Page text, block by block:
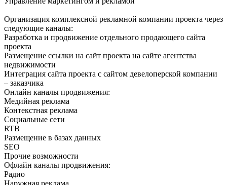
Организация комплексной рекламной компании проекта через
следующие каналы:
Разработка и продвижение отдельного продающего сайта
проекта
Размещение ссылки на сайт проекта на сайте агентства
недвижимости
Интеграция сайта проекта с сайтом девелоперской компании
– заказчика
Онлайн каналы продвижения:
Медийная реклама
Контекстная реклама
Социальные сети
RTB
Размещение в базах данных
SEO
Прочие возможности
Офлайн каналы продвижения:
Радио